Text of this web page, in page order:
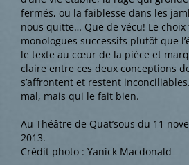
fermés, ou la faiblesse dans les
nous quitte… Que de vécu! Le
monologues successifs plutôt que
le texte au cœur de la pièce et
claire entre ces deux conceptions
s’affrontent et restent
mal, mais qui le fait bien.
Au Théâtre de Quat’sous du 11
2013.
Crédit photo : Yanick Macdonald